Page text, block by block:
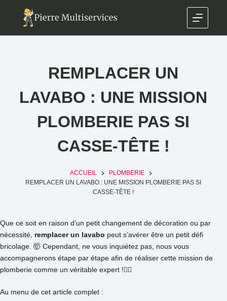
REMPLACER UN
LAVABO : UNE MISSION
PLOMBERIE PAS SI
CASSE-TÊTE !
ACCUEIL
PLOMBERIE
REMPLACER UN LAVABO : UNE MISSION PLOMBERIE PAS SI
CASSE-TÊTE !
Que ce soit en raison d’un petit changement de décoration ou par
nécessité, remplacer un lavabo peut s’avérer être un petit défi
bricolage. 🤯 Cependant, ne vous inquiétez pas, nous vous
accompagnerons étape par étape afin de réaliser cette mission de
plomberie comme un véritable expert !👷‍♂️
Au menu de cet article complet :